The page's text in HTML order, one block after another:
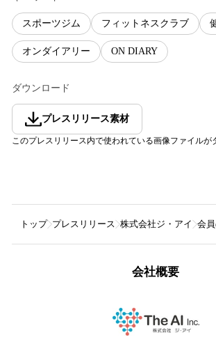
スポーツジム フィットネスクラブ
オンダイアリー ON DIARY
ダウンロード
プレスリリース素材
このプレスリリース内で使われている画像ファイルが
トップ プレスリリース 株式会社ジ・アイ 会
会社概要